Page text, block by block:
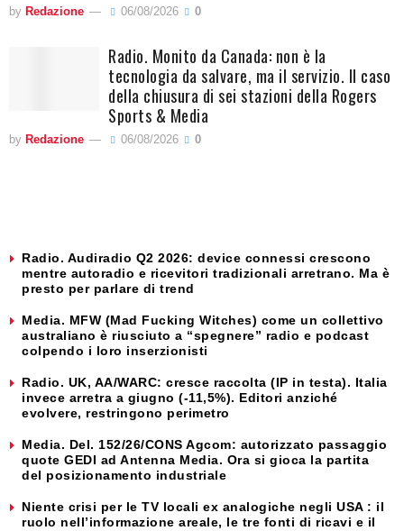
by Redazione 06/08/2026 0
Radio. Monito da Canada: non è la
tecnologia da salvare, ma il servizio. Il caso
della chiusura di sei stazioni della Rogers
Sports & Media
by Redazione 06/08/2026 0
Radio. Audiradio Q2 2026: device connessi crescono
mentre autoradio e ricevitori tradizionali arretrano. Ma è
presto per parlare di trend
Media. MFW (Mad Fucking Witches) come un collettivo
australiano è riusciuto a “spegnere” radio e podcast
colpendo i loro inserzionisti
Radio. UK, AA/WARC: cresce raccolta (IP in testa). Italia
invece arretra a giugno (-11,5%). Editori anziché
evolvere, restringono perimetro
Media. Del. 152/26/CONS Agcom: autorizzato passaggio
quote GEDI ad Antenna Media. Ora si gioca la partita
del posizionamento industriale
Niente crisi per le TV locali ex analogiche negli USA : il
ruolo nell’informazione areale, le tre fonti di ricavi e il